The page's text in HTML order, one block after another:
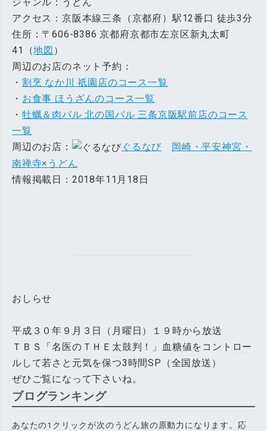
アクセス： 京阪本線三条（京都府）駅12番口 徒歩3分
住所：〒606-8386京都府京都市左京区新丸太町
41（地図 ）
周辺のお店のネット予約：
・ 割烹 なか川 祇園店のコース一覧
・ お食事 ほうざんのコース一覧
・ 牡蠣＆肉バル 北の国バル 三条京阪駅前店のコース
一覧
周辺のお店：
ぐるなび
岡崎・平安神宮・
南禅寺×うどん
情報掲載日：2018年11月18日
おしらせ
平成３０年９月３日（月曜日）１９時から放送
ＴＢＳ「名医のＴＨＥ太鼓判！」血糖値をコン トロー
ル して若さと元気を保つ3時間SP（全国放送）
ぜひご覧になって下さいね。
ブログランキング
あなたの1クリックが次のうどん旅の原動力になります。応